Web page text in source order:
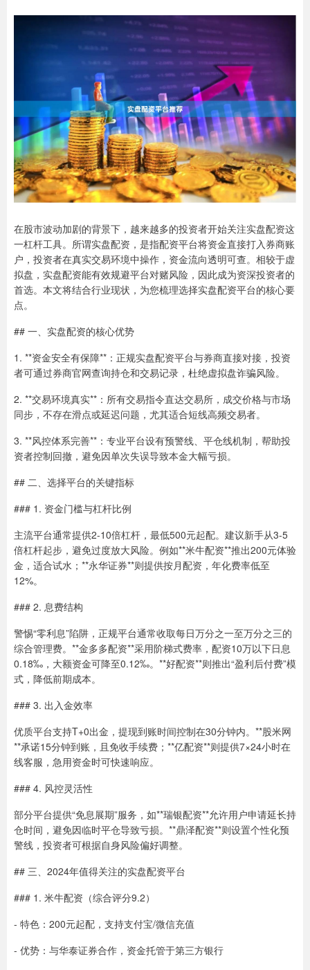
在股市波动加剧的背景下，越来越多的投资者开始关注实盘配资这
一杠杆工具。所谓实盘配资，是指配资平台将资金直接打入券商账
户，投资者在真实交易环境中操作，资金流向透明可查。相较于虚
拟盘，实盘配资能有效规避平台对赌风险，因此成为资深投资者的
首选。本文将结合行业现状，为您梳理选择实盘配资平台的核心要
点。
## 一、实盘配资的核心优势
1. **资金安全有保障**：正规实盘配资平台与券商直接对接，投资
者可通过券商官网查询持仓和交易记录，杜绝虚拟盘诈骗风险。
2. **交易环境真实**：所有交易指令直达交易所，成交价格与市场
同步，不存在滑点或延迟问题，尤其适合短线高频交易者。
3. **风控体系完善**：专业平台设有预警线、平仓线机制，帮助投
资者控制回撤，避免因单次失误导致本金大幅亏损。
## 二、选择平台的关键指标
### 1. 资金门槛与杠杆比例
主流平台通常提供2-10倍杠杆，最低500元起配。建议新手从3-5
倍杠杆起步，避免过度放大风险。例如**米牛配资**推出200元体验
金，适合试水；**永华证券**则提供按月配资，年化费率低至
12%。
### 2. 息费结构
警惕“零利息”陷阱，正规平台通常收取每日万分之一至万分之三的
综合管理费。**金多多配资**采用阶梯式费率，配资10万以下日息
0.18‰，大额资金可降至0.12‰。**好配资**则推出“盈利后付费”模
式，降低前期成本。
### 3. 出入金效率
优质平台支持T+0出金，提现到账时间控制在30分钟内。**股米网
**承诺15分钟到账，且免收手续费；**亿配资**则提供7×24小时在
线客服，急用资金时可快速响应。
### 4. 风控灵活性
部分平台提供“免息展期”服务，如**瑞银配资**允许用户申请延长持
仓时间，避免因临时平仓导致亏损。**鼎泽配资**则设置个性化预
警线，投资者可根据自身风险偏好调整。
## 三、2024年值得关注的实盘配资平台
### 1. 米牛配资（综合评分9.2）
- 特色：200元起配，支持支付宝/微信充值
- 优势：与华泰证券合作，资金托管于第三方银行